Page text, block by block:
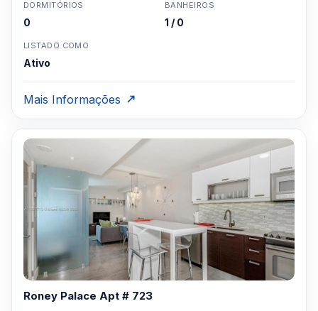
DORMITÓRIOS
0
BANHEIROS
1 / 0
LISTADO COMO
Ativo
Mais Informações
Roney Palace Apt # 723